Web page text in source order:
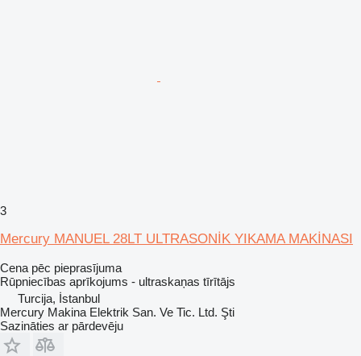
3
Mercury MANUEL 28LT ULTRASONİK YIKAMA MAKİNASI
Cena pēc pieprasījuma
Rūpniecības aprīkojums - ultraskaņas tīrītājs
Turcija, İstanbul
Mercury Makina Elektrik San. Ve Tic. Ltd. Şti
Sazināties ar pārdevēju